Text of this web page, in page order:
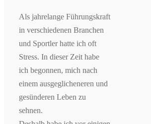
Als jahrelange Führungskraft
in verschiedenen Branchen
und Sportler hatte ich oft
Stress. In dieser Zeit habe
ich begonnen, mich nach
einem ausgeglicheneren und
gesünderen Leben zu
sehnen.